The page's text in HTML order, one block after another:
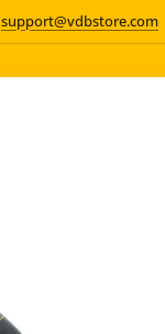
support@vdbstore.com